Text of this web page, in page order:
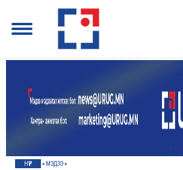
НҮҮР » МЭДЭЭ»